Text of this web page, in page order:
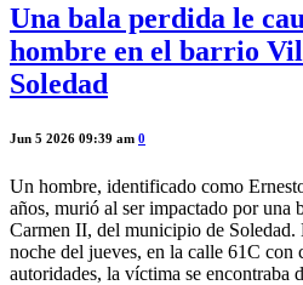
Una bala perdida le
hombre en el barrio
Soledad
Jun 5 2026 09:39 am 0
Un hombre, identificado como
años, murió al ser impactado por una
Carmen II, del municipio de Soledad.
noche del jueves, en la calle 61C con
autoridades, la víctima se encontraba